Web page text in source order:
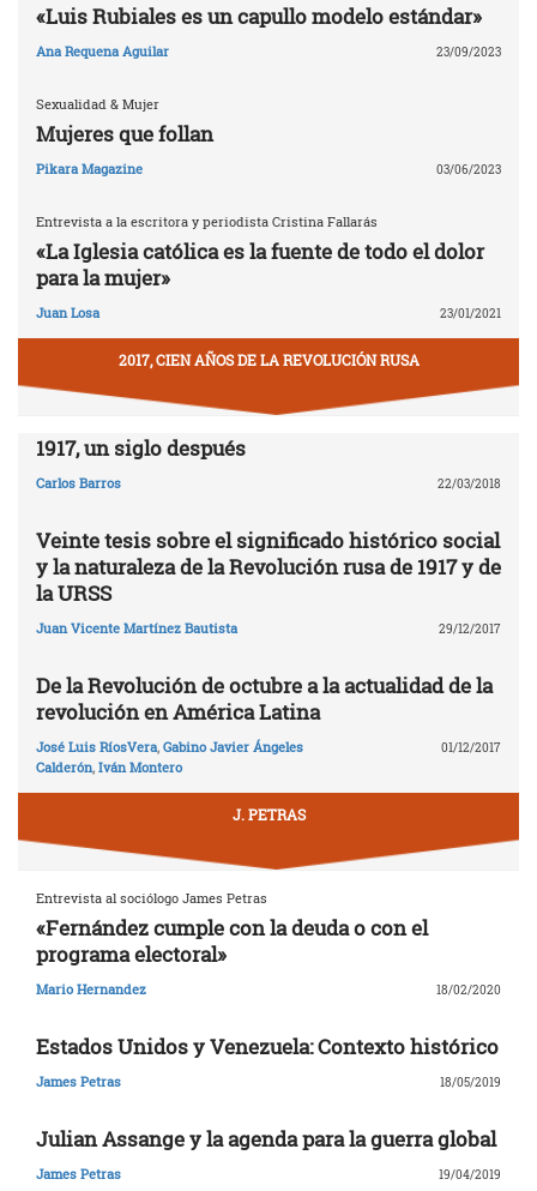
«Luis Rubiales es un capullo modelo estándar»
Ana Requena Aguilar 23/09/2023
Sexualidad & Mujer
Mujeres que follan
Pikara Magazine 03/06/2023
Entrevista a la escritora y periodista Cristina Fallarás
«La Iglesia católica es la fuente de todo el dolor
para la mujer»
Juan Losa 23/01/2021
2017, CIEN AÑOS DE LA REVOLUCIÓN RUSA
1917, un siglo después
Carlos Barros 22/03/2018
Veinte tesis sobre el significado histórico social
y la naturaleza de la Revolución rusa de 1917 y de
la URSS
Juan Vicente Martínez Bautista 29/12/2017
De la Revolución de octubre a la actualidad de la
revolución en América Latina
José Luis RíosVera, Gabino Javier Ángeles
Calderón, Iván Montero
01/12/2017
J. PETRAS
Entrevista al sociólogo James Petras
«Fernández cumple con la deuda o con el
programa electoral»
Mario Hernandez 18/02/2020
Estados Unidos y Venezuela: Contexto histórico
James Petras 18/05/2019
Julian Assange y la agenda para la guerra global
James Petras 19/04/2019